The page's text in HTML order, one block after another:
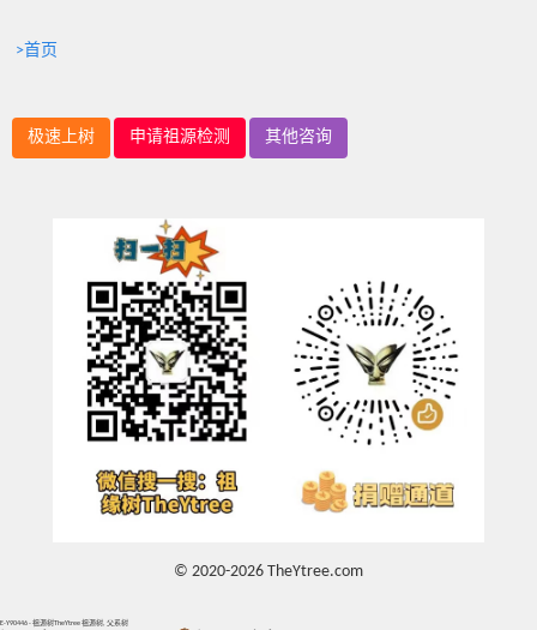
>首页
极速上树 申请祖源检测 其他咨询
© 2020-2026 TheYtree.com
E-Y90446 - 祖源树TheYtree 祖源树, 父系树